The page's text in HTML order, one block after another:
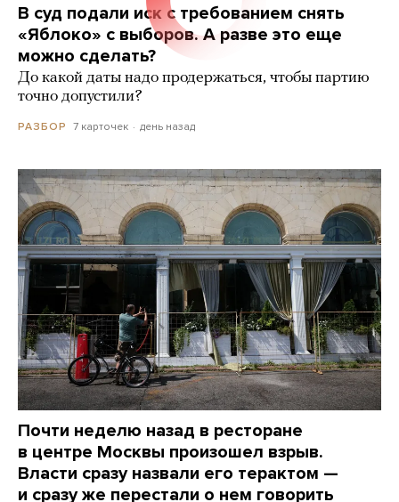
В суд подали иск с требованием снять
«Яблоко» с выборов. А разве это еще
можно сделать?
До какой даты надо продержаться, чтобы партию
точно допустили?
РАЗБОР 7 карточек день назад
Почти неделю назад в ресторане
в центре Москвы произошел взрыв.
Власти сразу назвали его терактом —
и сразу же перестали о нем говорить